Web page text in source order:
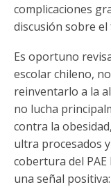
complicaciones
discusión sobre
Es oportuno
escolar chileno,
reinventarlo a la
no lucha
contra la
ultra procesados
cobertura del
una señal